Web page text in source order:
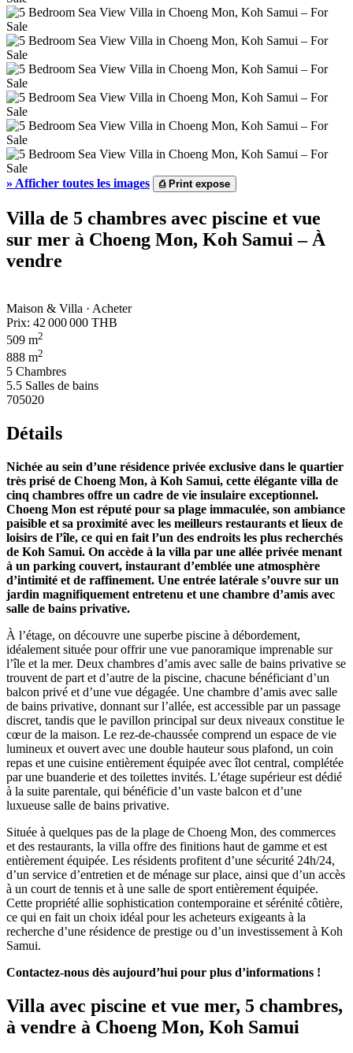
» Afficher toutes les images ⎙Print expose
Villa de 5 chambres avec piscine et vue
sur mer à Choeng Mon, Koh Samui – À
vendre
Maison & Villa · Acheter
Prix: 42 000 000 THB
509 m2
888 m2
5 Chambres
5.5 Salles de bains
705020
Détails
Nichée au sein d’une résidence privée exclusive dans le quartier
très prisé de Choeng Mon, à Koh Samui, cette élégante villa de
cinq chambres offre un cadre de vie insulaire exceptionnel.
Choeng Mon est réputé pour sa plage immaculée, son ambiance
paisible et sa proximité avec les meilleurs restaurants et lieux de
loisirs de l’île, ce qui en fait l’un des endroits les plus recherchés
de Koh Samui. On accède à la villa par une allée privée menant
à un parking couvert, instaurant d’emblée une atmosphère
d’intimité et de raffinement. Une entrée latérale s’ouvre sur un
jardin magnifiquement entretenu et une chambre d’amis avec
salle de bains privative.
À l’étage, on découvre une superbe piscine à débordement,
idéalement située pour offrir une vue panoramique imprenable sur
l’île et la mer. Deux chambres d’amis avec salle de bains privative se
trouvent de part et d’autre de la piscine, chacune bénéficiant d’un
balcon privé et d’une vue dégagée. Une chambre d’amis avec salle
de bains privative, donnant sur l’allée, est accessible par un passage
discret, tandis que le pavillon principal sur deux niveaux constitue le
cœur de la maison. Le rez-de-chaussée comprend un espace de vie
lumineux et ouvert avec une double hauteur sous plafond, un coin
repas et une cuisine entièrement équipée avec îlot central, complétée
par une buanderie et des toilettes invités. L’étage supérieur est dédié
à la suite parentale, qui bénéficie d’un vaste balcon et d’une
luxueuse salle de bains privative.
Située à quelques pas de la plage de Choeng Mon, des commerces
et des restaurants, la villa offre des finitions haut de gamme et est
entièrement équipée. Les résidents profitent d’une sécurité 24h/24,
d’un service d’entretien et de ménage sur place, ainsi que d’un accès
à un court de tennis et à une salle de sport entièrement équipée.
Cette propriété allie sophistication contemporaine et sérénité côtière,
ce qui en fait un choix idéal pour les acheteurs exigeants à la
recherche d’une résidence de prestige ou d’un investissement à Koh
Samui.
Contactez-nous dès aujourd’hui pour plus d’informations !
Villa avec piscine et vue mer, 5 chambres,
à vendre à Choeng Mon, Koh Samui